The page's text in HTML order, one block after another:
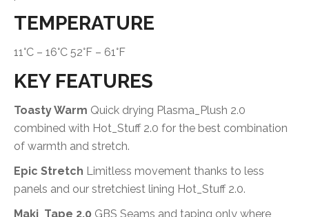
TEMPERATURE
11°C – 16°C 52°F – 61°F
KEY FEATURES
Toasty Warm Quick drying Plasma_Plush 2.0
combined with Hot_Stuff 2.0 for the best combination
of warmth and stretch.
Epic Stretch Limitless movement thanks to less
panels and our stretchiest lining Hot_Stuff 2.0.
Maki_Tape 2.0 GBS Seams and taping only where